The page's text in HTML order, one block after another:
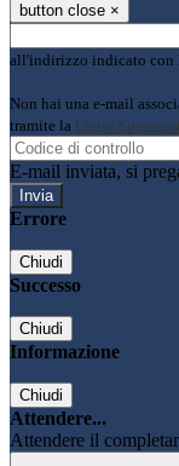
button close ×
all'indirizzo indicato con
Non hai una e-mail
tramite la Login Spaggiari
E-mail inviata, si
Errore
Chiudi
Successo
Chiudi
Informazione
Chiudi
Attendere...
Attendere il